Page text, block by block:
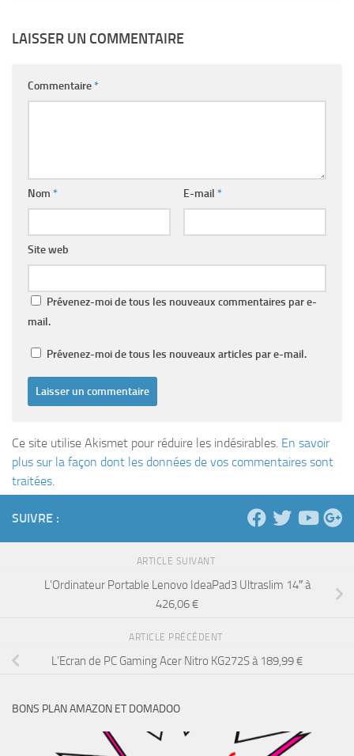
LAISSER UN COMMENTAIRE
Commentaire*
Nom * E-mail *
Site web
Prévenez-moi de tous les nouveaux commentaires par e-
mail.
Prévenez-moi de tous les nouveaux articles par e-mail.
Ce site utilise Akismet pour réduire les indésirables. En savoir
plus sur la façon dont les données de vos commentaires sont
traitées.
SUIVRE :
ARTICLE SUIVANT
L’Ordinateur Portable Lenovo IdeaPad3 Ultraslim 14″ à
426,06 €
ARTICLE PRÉCÉDENT
L’Ecran de PC Gaming Acer Nitro KG272S à 189,99 €
BONS PLAN AMAZON ET DOMADOO